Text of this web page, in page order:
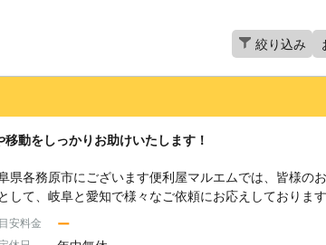
絞り込み
動をしっかりお助けいたします！
県各務原市にございます便利屋マルエムでは、皆様の
して、岐阜と愛知で様々なご依頼にお応えしておりま
にお困りでしたら、私たちが家具組立の経験を活かし、
と組立を行いますので、安心してお任せください。不
目安料金 ー